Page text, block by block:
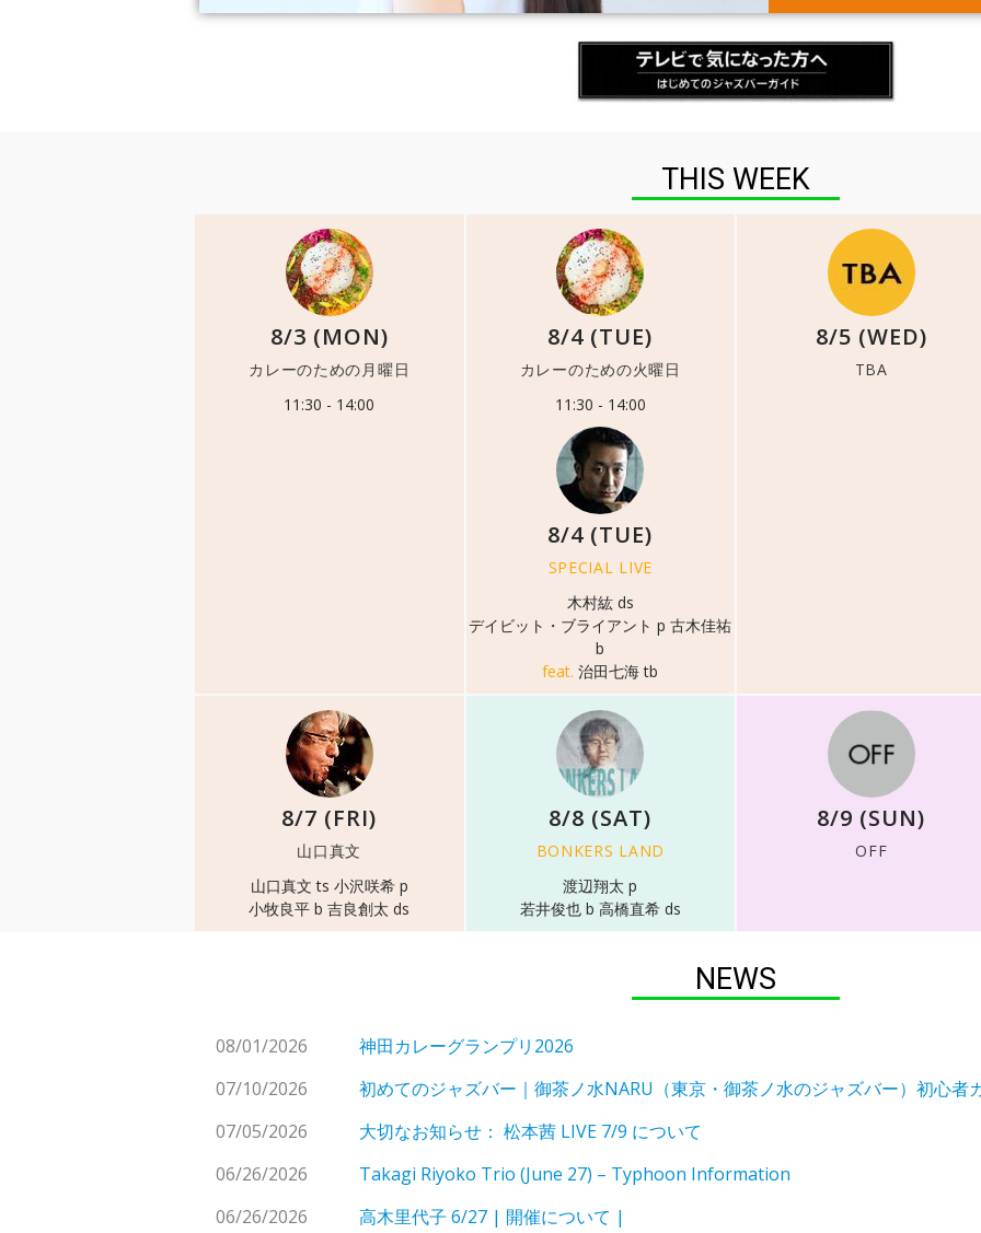
THIS WEEK
8/3 (MON)
カレーのための月曜日
11:30 - 14:00
8/4 (TUE)
カレーのための火曜日
11:30 - 14:00
8/4 (TUE)
SPECIAL LIVE
木村紘 ds
デイビット・ブライアント p 古木佳祐
b
feat.治田七海 tb
8/5 (WED)
TBA
8/7 (FRI)
山口真文
山口真文 ts 小沢咲希 p
小牧良平 b 吉良創太 ds
8/8 (SAT)
BONKERS LAND
渡辺翔太 p
若井俊也 b 高橋直希 ds
8/9 (SUN)
OFF
NEWS
08/01/2026
神田カレーグランプリ2026
07/10/2026
初めてのジャズバー｜御茶ノ水NARU（東京・御茶ノ水のジャズバー）初心者
07/05/2026
大切なお知らせ： 松本茜 LIVE 7/9 について
06/26/2026
Takagi Riyoko Trio (June 27) – Typhoon Information
06/26/2026
高木里代子 6/27 | 開催について |